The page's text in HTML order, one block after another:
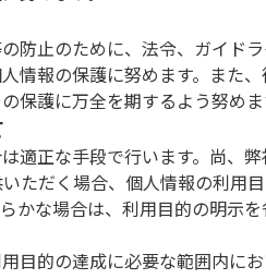
防止のために、法令、ガイド
情報の保護に努めます。また
保護に万全を期するよう努めま
適正な手段で行います。尚、
ただく場合、個人情報の利用
かな場合は、利用目的の明示
目的の達成に必要な範囲内に